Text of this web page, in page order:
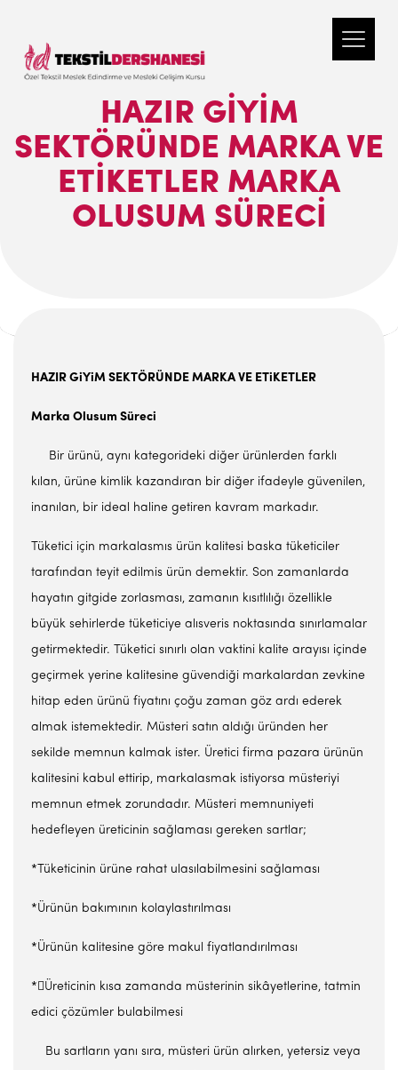
HAZIR GIYIM
SEKTÖRÜNDE MARKA VE
ETIKETLER MARKA
OLUSUM SÜRECI
HAZIR GiYiM SEKTÖRÜNDE MARKA VE ETiKETLER
Marka Olusum Süreci
Bir ürünü, aynı kategorideki diğer ürünlerden farklı
kılan, ürüne kimlik kazandıran bir diğer ifadeyle güvenilen,
inanılan, bir ideal haline getiren kavram markadır.
Tüketici için markalasmıs ürün kalitesi baska tüketiciler
tarafından teyit edilmis ürün demektir. Son zamanlarda
hayatın gitgide zorlasması, zamanın kısıtlılığı özellikle
büyük sehirlerde tüketiciye alısveris noktasında sınırlamalar
getirmektedir. Tüketici sınırlı olan vaktini kalite arayısı içinde
geçirmek yerine kalitesine güvendiği markalardan zevkine
hitap eden ürünü fiyatını çoğu zaman göz ardı ederek
almak istemektedir. Müsteri satın aldığı üründen her
sekilde memnun kalmak ister. Üretici firma pazara ürünün
kalitesini kabul ettirip, markalasmak istiyorsa müsteriyi
memnun etmek zorundadır. Müsteri memnuniyeti
hedefleyen üreticinin sağlaması gereken sartlar;
*Tüketicinin ürüne rahat ulasılabilmesini sağlaması
*Ürünün bakımının kolaylastırılması
*Ürünün kalitesine göre makul fiyatlandırılması
*Üreticinin kısa zamanda müsterinin sikâyetlerine, tatmin
edici çözümler bulabilmesi
Bu sartların yanı sıra, müsteri ürün alırken, yetersiz veya